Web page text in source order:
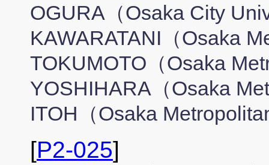
OGURA（Osaka City
KAWARATANI（Osaka
TOKUMOTO（Osaka
YOSHIHARA（Osaka
ITOH（Osaka
[P2-025]